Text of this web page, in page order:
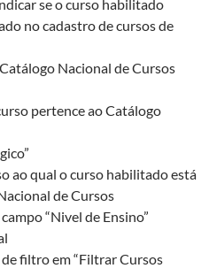
se o curso habilitado
no cadastro de cursos de
Nacional de Cursos
pertence ao Catálogo
ao qual o curso habilitado está
de Cursos
“Nivel de Ensino”
filtro em “Filtrar Cursos